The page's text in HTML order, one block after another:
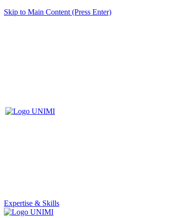
Skip to Main Content (Press Enter)
Expertise & Skills